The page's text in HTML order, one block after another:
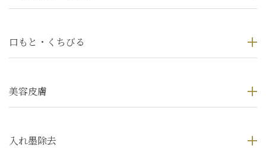
口もと・くちびる
美容皮膚
入れ墨除去